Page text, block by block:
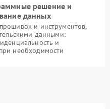
решение и
данных
и инструментов,
данными:
и
необходимости